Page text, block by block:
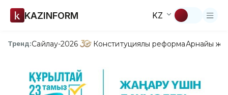
KAZINFORM KZ
Тренд:Сайлау-2026 Конституциялық реформаАрнайы